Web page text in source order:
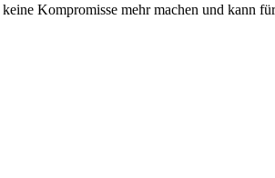
Kompromisse mehr machen und kann